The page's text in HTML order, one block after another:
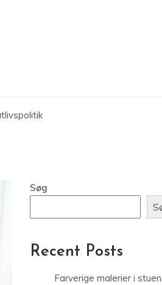
Søg
Recent Posts
Farverige malerier i